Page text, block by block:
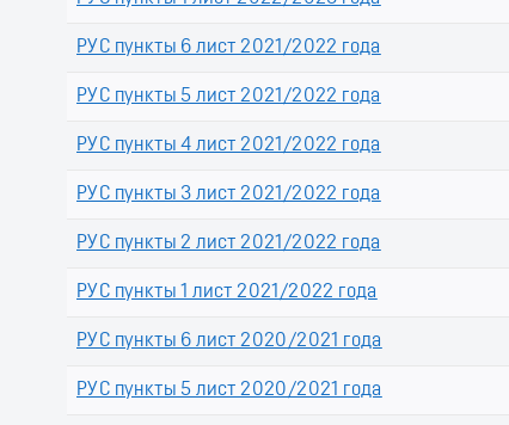
РУС пункты 6 лист 2021/2022 года
РУС пункты 5 лист 2021/2022 года
РУС пункты 4 лист 2021/2022 года
РУС пункты 3 лист 2021/2022 года
РУС пункты 2 лист 2021/2022 года
РУС пункты 1 лист 2021/2022 года
РУС пункты 6 лист 2020/2021 года
РУС пункты 5 лист 2020/2021 года